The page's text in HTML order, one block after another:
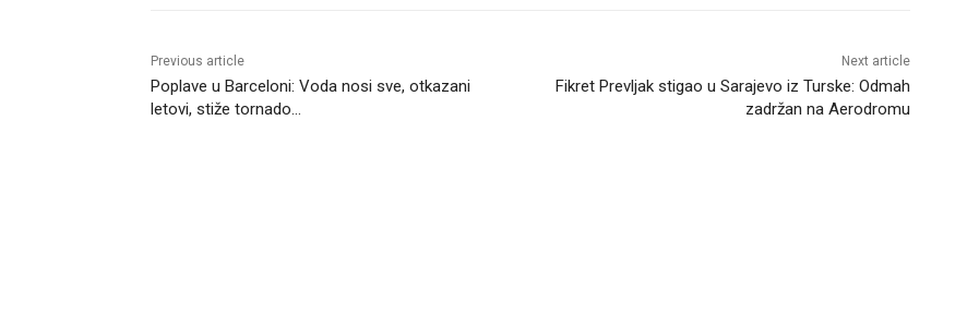
Previous article
Poplave u Barceloni: Voda nosi sve, otkazani
letovi, stiže tornado…
Next article
Fikret Prevljak stigao u Sarajevo iz Turske: Odmah
zadržan na Aerodromu